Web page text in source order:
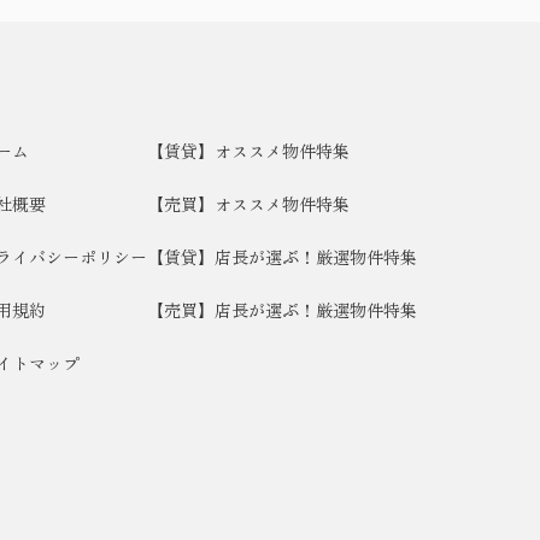
ム
概要
イバシーポリシー
規約
トマップ
【賃貸】オススメ物件特集
【売買】オススメ物件特集
【賃貸】店長が選ぶ！厳選物件特集
【売買】店長が選ぶ！厳選物件特集